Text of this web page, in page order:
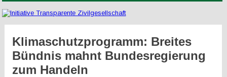
Klimaschutzprogramm: Breites
Bündnis mahnt Bundesregierung
zum Handeln